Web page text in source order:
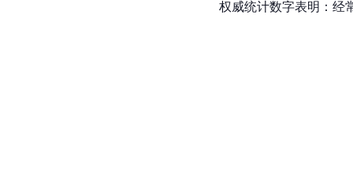
权威统计数字表明：经